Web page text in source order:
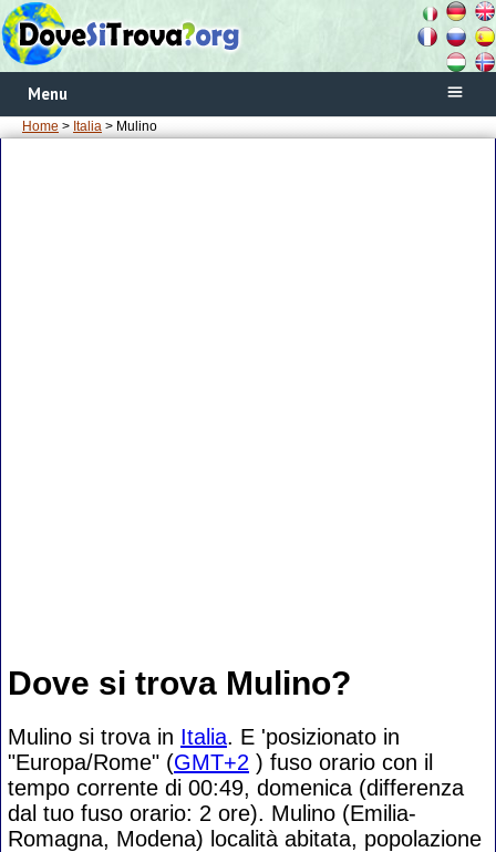
Menu
Home > Italia > Mulino
Dove si trova Mulino?
Mulino si trova in Italia. E 'posizionato in
"Europa/Rome" (GMT+2 ) fuso orario con il
tempo corrente di 00:49, domenica (differenza
dal tuo fuso orario: 2 ore). Mulino (Emilia-
Romagna, Modena) località abitata, popolazione